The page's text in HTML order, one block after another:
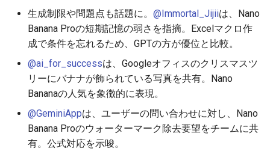
2026-06-16
2026-06-15
2026-06-14
2026-06-13
2026-06-12
2025-12-01
2025-11-30
2025-11-29
2025-11-28
2025-11-27
2026-06-16
2026-06-15
2026-06-14
2026-06-13
2026-06-12
2025-12-01
2025-11-30
2025-11-29
2025-11-28
2025-11-27
2026-06-13
2026-06-12
2026-06-11
2026-06-09
2026-06-14
2026-06-13
2026-06-12
2026-06-11
2026-06-10
2025-12-01
2025-11-30
2025-11-29
2025-11-28
2025-11-27
2026-06-16
2026-06-15
2026-06-14
2026-06-13
2026-06-12
2026-06-10
2026-06-09
2026-06-08
2026-06-07
2026-06-06
生成制限や問題点も話題に。 @Immortal_Jijiiは、Nano
Banana Proの短期記憶の弱さを指摘。Excelマクロ作
成で条件を忘れるため、GPTの方が優位と比較。
@ai_for_successは、Googleオフィスのクリスマスツ
リーにバナナが飾られている写真を共有。Nano
Bananaの人気を象徴的に表現。
@GeminiAppは、ユーザーの問い合わせに対し、Nano
Banana Proのウォーターマーク除去要望をチームに共
有。公式対応を示唆。